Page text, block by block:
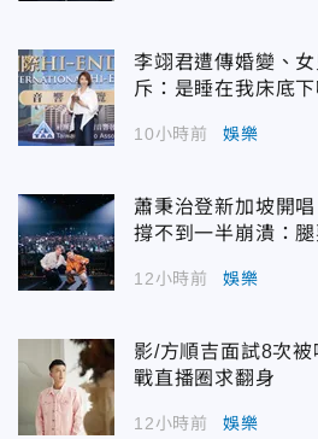
李翊君遭傳婚變、
斥：是睡在我床底下
10小時前 娛樂
蕭秉治登新加坡開
撐不到一半崩潰：腿
12小時前 娛樂
影/方順吉面試8次
戰直播圈求翻身
12小時前 娛樂